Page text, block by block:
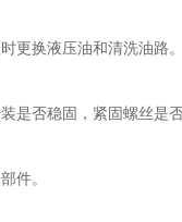
更换液压油和清洗油路。
是否稳固，紧固螺丝是否
件。